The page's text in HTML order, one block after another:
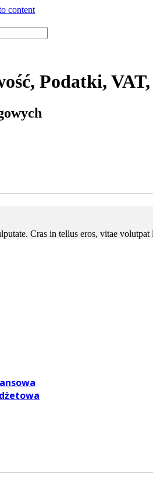
content
Podatki,
Cras in tellus eros, vitae